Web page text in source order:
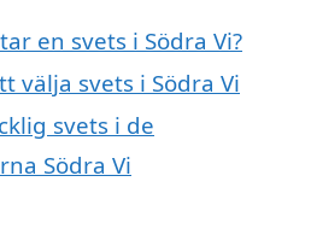
en svets i Södra Vi?
välja svets i Södra Vi
svets i de
Södra Vi